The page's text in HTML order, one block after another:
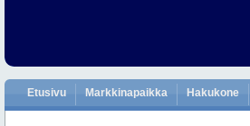
Etusivu Markkinapaikka Hakukone